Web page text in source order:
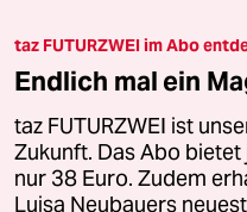
taz FUTURZWEI im Abo
Endlich mal ein
taz FUTURZWEI ist
Zukunft. Das Abo
nur 38 Euro. Zudem
Luisa Neubauers